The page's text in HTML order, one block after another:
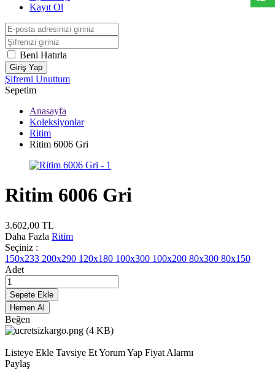
Kayıt Ol
Beni Hatırla
Giriş Yap
Şifremi Unuttum
Sepetim
Anasayfa
Koleksiyonlar
Ritim
Ritim 6006 Gri
Ritim 6006 Gri
3.602,00 TL
Daha Fazla Ritim
Seçiniz :
150x233 200x290 120x180 100x300 100x200 80x300 80x150
Adet
Sepete Ekle
Hemen Al
Beğen
Listeye Ekle Tavsiye EtYorum Yap Fiyat Alarmı
Paylaş